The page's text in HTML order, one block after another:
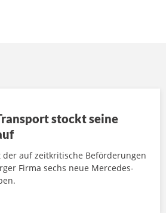
stockt seine
der auf zeitkritische Beförderungen
Firma sechs neue Mercedes-